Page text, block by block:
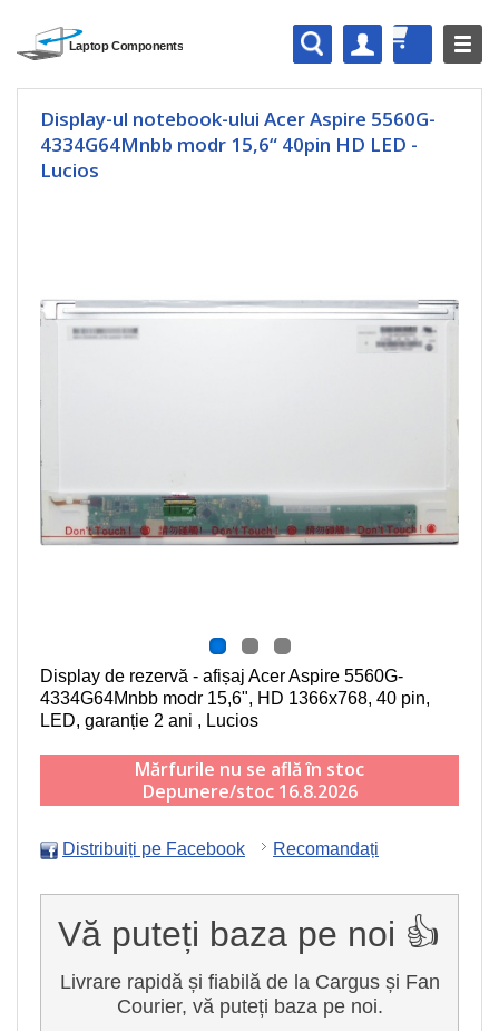
Display-ul notebook-ului Acer Aspire 5560G-
4334G64Mnbb modr 15,6“ 40pin HD LED -
Lucios
Display de rezervă - afișaj Acer Aspire 5560G-
4334G64Mnbb modr 15,6", HD 1366x768, 40 pin,
LED, garanție 2 ani , Lucios
Mărfurile nu se află în stoc
Depunere/stoc 16.8.2026
Distribuiți pe Facebook Recomandați
Vă puteți baza pe noi 👍
Livrare rapidă și fiabilă de la Cargus și Fan
Courier, vă puteți baza pe noi.